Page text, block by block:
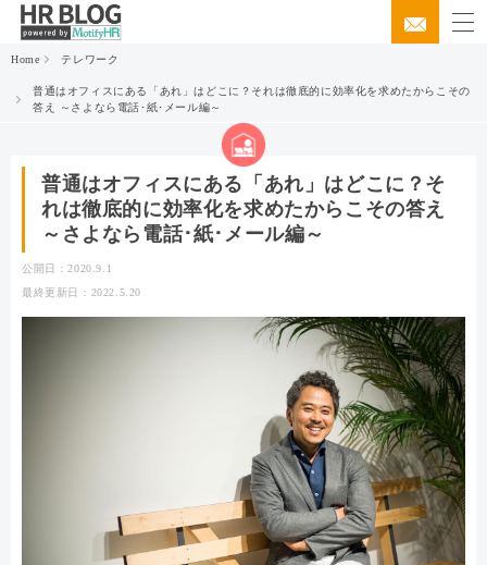
Home テレワーク
普通はオフィスにある「あれ」はどこに？それは徹底的に効率化を求めたからこその
答え ～さよなら電話･紙･メール編～
普通はオフィスにある「あれ」はどこに？そ
れは徹底的に効率化を求めたからこその答え
～さよなら電話･紙･メール編～
公開日：2020.9.1
最終更新日：2022.5.20